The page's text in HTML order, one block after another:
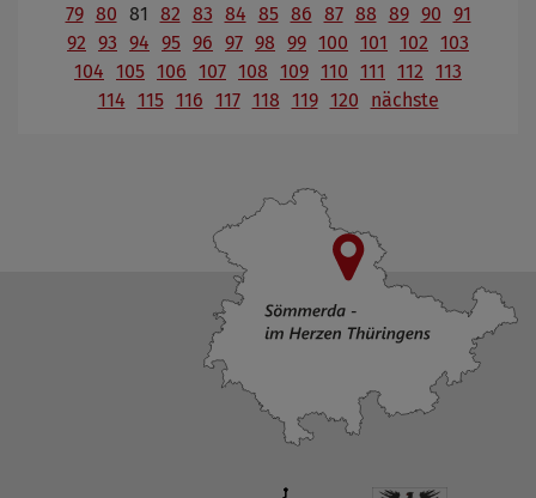
79 80 81 82 83 84 85 86 87 88 89 90 91
92 93 94 95 96 97 98 99 100 101 102 103
104 105 106 107 108 109 110 111 112 113
114 115 116 117 118 119 120 nächste